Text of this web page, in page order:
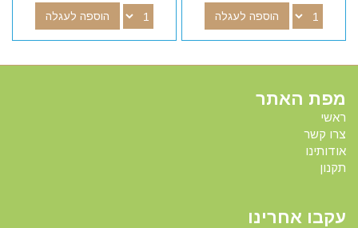
הוספה לעגלה הוספה לעגלה
מפת האתר
ראשי
צרו קשר
אודותינו
תקנון
עקבו אחרינו